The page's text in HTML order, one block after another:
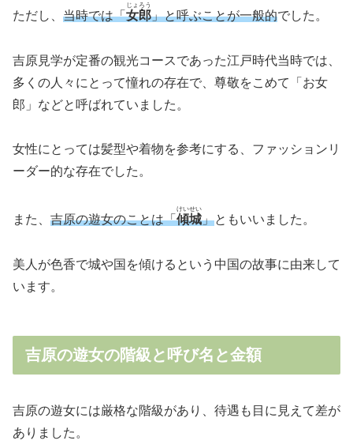
ただし、 当時では「女郎
じょろう
」と呼ぶことが一般的でした。
吉原見学が定番の観光コースであった江戸時代当時では、
多くの人々にとって憧れの存在で、尊敬をこめて「お女
郎」などと呼ばれていました。
女性にとっては髪型や着物を参考にする、ファッションリ
ーダー的な存在でした。
また、 吉原の遊女のことは「傾城
けいせい
」ともいいました。
美人が色香で城や国を傾けるという中国の故事に由来して
います。
吉原の遊女の階級と呼び名と金額
吉原の遊女には厳格な階級があり、待遇も目に見えて差が
ありました。